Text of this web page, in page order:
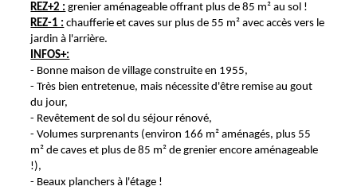
REZ+2 : grenier aménageable offrant plus de 85 m² au sol !
REZ-1 : chaufferie et caves sur plus de 55 m² avec accès vers le
jardin à l'arrière.
INFOS+:
- Bonne maison de village construite en 1955,
- Très bien entretenue, mais nécessite d'être remise au gout
du jour,
- Revêtement de sol du séjour rénové,
- Volumes surprenants (environ 166 m² aménagés, plus 55
m² de caves et plus de 85 m² de grenier encore aménageable
!),
- Beaux planchers à l'étage !